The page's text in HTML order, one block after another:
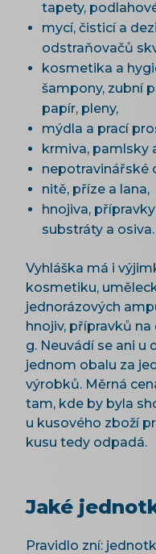
tapety,
mycí, čisticí a
odstraňovačů
kosmetika a
šampony, zubní
papír, pleny,
mýdla a prací
krmiva, pamlsky
nepotravinářské
nitě, příze a lana,
hnojiva,
substráty a osiva.
Vyhláška má i
kosmetiku,
jednorázových
hnojiv, přípravků
g. Neuvádí se ani u
jednom obalu za
výrobků. Měrná
tam, kde by byla
u kusového zboží
kusu tedy odpadá.
Jaké
Pravidlo zní: